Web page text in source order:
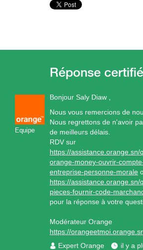
Equipe
Bonjour Saly Diaw ,
Nous vous remercions de
Nous regrettons de n'avoir
de meilleurs délais.
RDV sur
https://assistance.orange.sn/
orange-money-ouvrir-
entreprise-personne-morale
https://assistance.orange.sn/
pieces-fournir-code-
pour la réponse à votre
Modérateur Orange
https://
Expert Orange
il y a